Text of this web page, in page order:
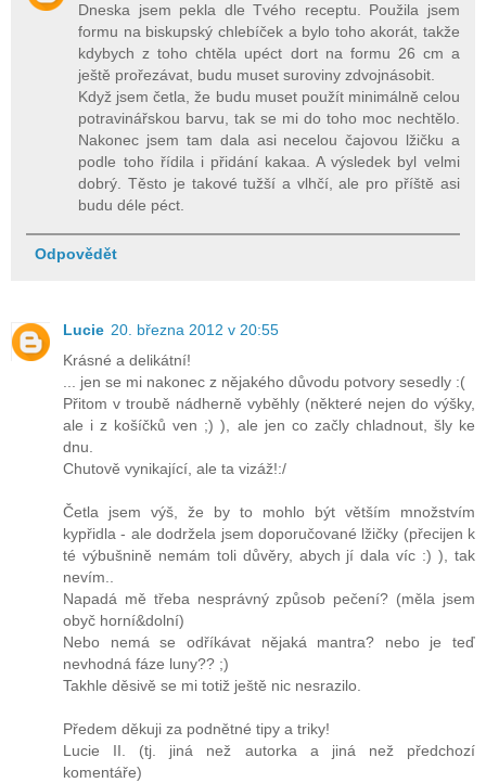
Dneska jsem pekla dle Tvého receptu. Použila jsem
formu na biskupský chlebíček a bylo toho akorát, takže
kdybych z toho chtěla upéct dort na formu 26 cm a
ještě prořezávat, budu muset suroviny zdvojnásobit.
Když jsem četla, že budu muset použít minimálně celou
potravinářskou barvu, tak se mi do toho moc nechtělo.
Nakonec jsem tam dala asi necelou čajovou lžičku a
podle toho řídila i přidání kakaa. A výsledek byl velmi
dobrý. Těsto je takové tužší a vlhčí, ale pro příště asi
budu déle péct.
Odpovědět
Lucie 20. března 2012 v 20:55
Krásné a delikátní!
... jen se mi nakonec z nějakého důvodu potvory sesedly :(
Přitom v troubě nádherně vyběhly (některé nejen do výšky,
ale i z košíčků ven ;) ), ale jen co začly chladnout, šly ke
dnu.
Chutově vynikající, ale ta vizáž!:/
Četla jsem výš, že by to mohlo být větším množstvím
kypřidla - ale dodržela jsem doporučované lžičky (přecijen k
té výbušnině nemám toli důvěry, abych jí dala víc :) ), tak
nevím..
Napadá mě třeba nesprávný způsob pečení? (měla jsem
obyč horní&dolní)
Nebo nemá se odříkávat nějaká mantra? nebo je teď
nevhodná fáze luny?? ;)
Takhle děsivě se mi totiž ještě nic nesrazilo.
Předem děkuji za podnětné tipy a triky!
Lucie II. (tj. jiná než autorka a jiná než předchozí
komentáře)